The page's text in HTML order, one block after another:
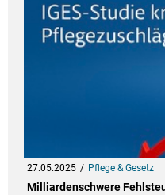
27.05.2025 Pflege & Gesetz
Milliardenschwere